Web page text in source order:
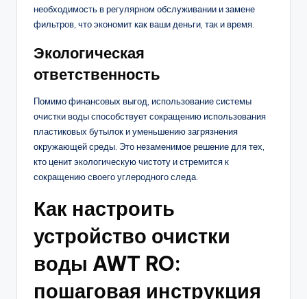
необходимость в регулярном обслуживании и замене
фильтров, что экономит как ваши деньги, так и время.
Экологическая
ответственность
Помимо финансовых выгод, использование системы
очистки воды способствует сокращению использования
пластиковых бутылок и уменьшению загрязнения
окружающей среды. Это незаменимое решение для тех,
кто ценит экологическую чистоту и стремится к
сокращению своего углеродного следа.
Как настроить
устройство очистки
воды AWT RO:
пошаговая инструкция